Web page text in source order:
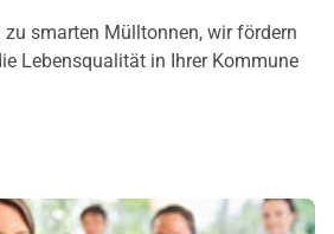
smarten Mülltonnen, wir fördern
Lebensqualität in Ihrer Kommune